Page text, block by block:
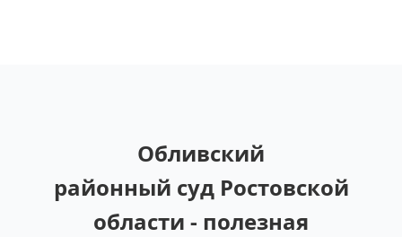
Обливский
районный суд Ростовской
области - полезная